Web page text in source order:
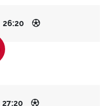
26:20
27:20